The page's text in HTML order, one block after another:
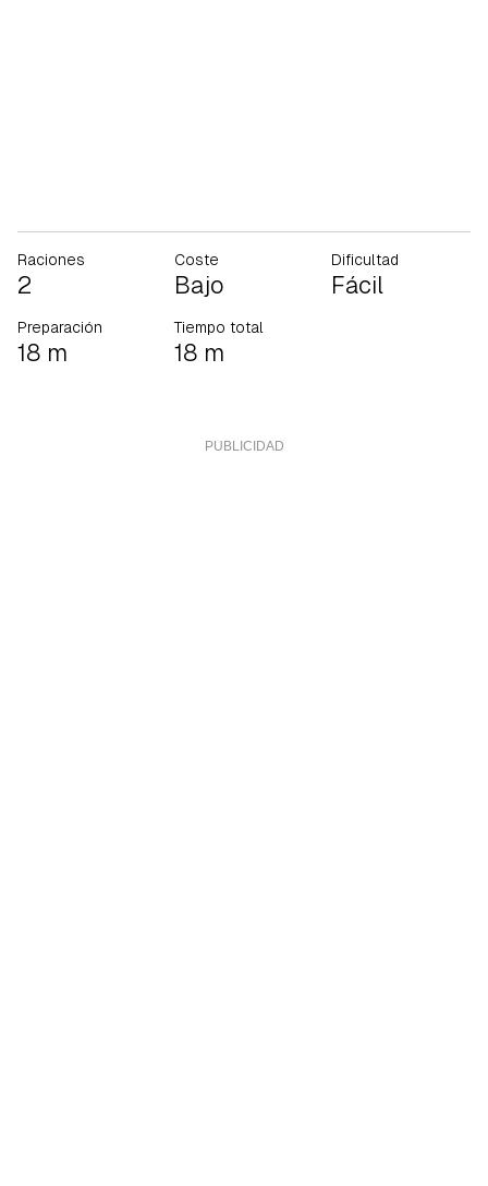
Raciones
2
Coste
Bajo
Dificultad
Fácil
Preparación
18 m
Tiempo total
18 m